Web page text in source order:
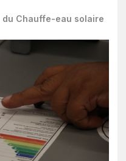
du Chauffe-eau solaire